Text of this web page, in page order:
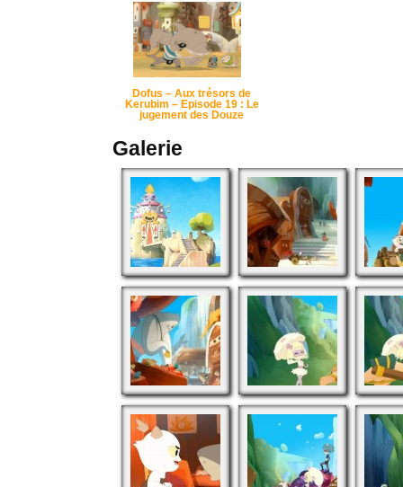
Dofus – Aux trésors de
Kerubim – Episode 19 : Le
jugement des Douze
Galerie